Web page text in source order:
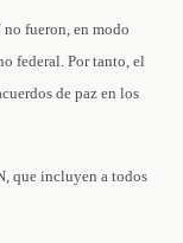
no fueron, en modo
federal. Por tanto, el
de paz en los
que incluyen a todos